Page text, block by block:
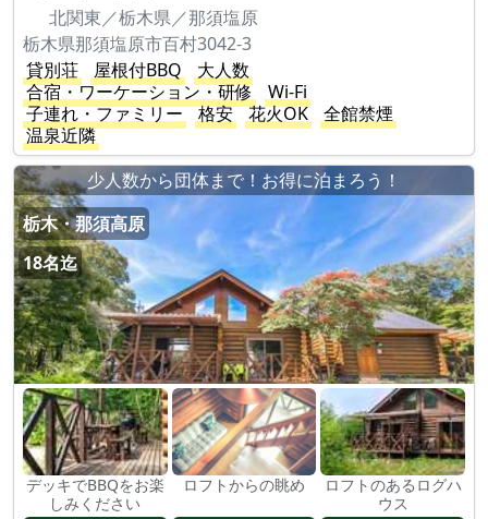
北関東／栃木県／那須塩原
栃木県那須塩原市百村3042-3
貸別荘
屋根付BBQ
大人数
合宿・ワーケーション・研修
Wi-Fi
子連れ・ファミリー
格安 花火OK
全館禁煙
温泉近隣
少人数から団体まで！お得に泊まろう！
栃木・那須高原
18名迄
デッキでBBQをお楽
しみください
ロフトからの眺め
ロフトのあるログハ
ウス